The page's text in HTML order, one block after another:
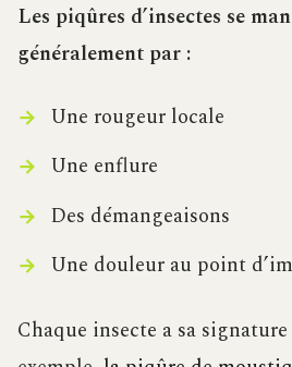
Les piqûres d’insectes se
généralement par :
Une rougeur locale
Une enflure
Des démangeaisons
Une douleur au point
Chaque insecte a sa